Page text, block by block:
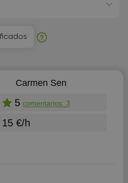
Carmen Sen
5 comentarios: 3
15 €/h